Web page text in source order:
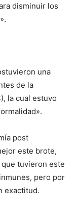
disminuir los
una
de la
la cual estuvo
post
este brote,
tuvieron este
pero por
exactitud.